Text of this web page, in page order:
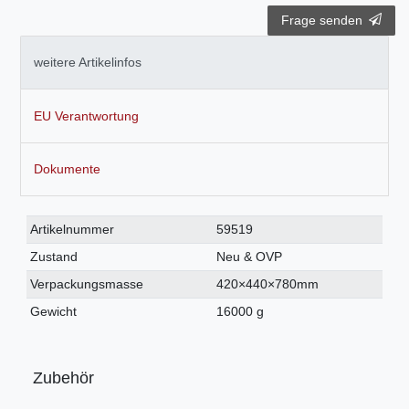
Frage senden
weitere Artikelinfos
EU Verantwortung
Dokumente
Technisches
Merkmal
Wert
Artikelnummer
59519
Zustand
Neu & OVP
Verpackungsmasse
420×440×780mm
Gewicht
16000 g
Zubehör